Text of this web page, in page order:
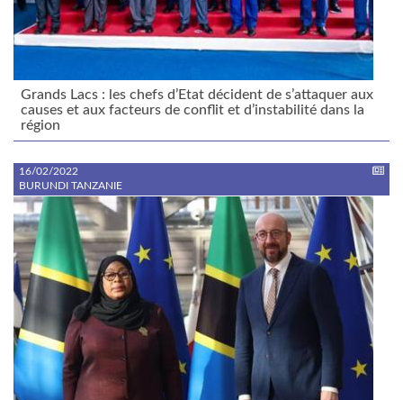
Grands Lacs : les chefs d’Etat décident de s’attaquer aux
causes et aux facteurs de conflit et d’instabilité dans la
région
16/02/2022
BURUNDI TANZANIE